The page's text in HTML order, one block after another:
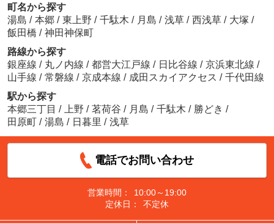
町名から探す
湯島 / 本郷 / 東上野 / 千駄木 / 月島 / 浅草 / 西浅草 / 大塚 /
飯田橋 / 神田神保町
路線から探す
銀座線 / 丸ノ内線 / 都営大江戸線 / 日比谷線 / 京浜東北線 /
山手線 / 常磐線 / 京成本線 / 成田スカイアクセス / 千代田線
駅から探す
本郷三丁目 / 上野 / 茗荷谷 / 月島 / 千駄木 / 勝どき /
田原町 / 湯島 / 日暮里 / 浅草
電話でお問い合わせ
営業時間：
10:00～19:00
定休日：
不定休